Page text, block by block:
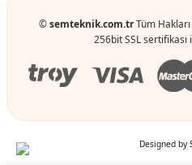
©semteknik.com.trTüm
256bit SSL sertifikası
Designed by